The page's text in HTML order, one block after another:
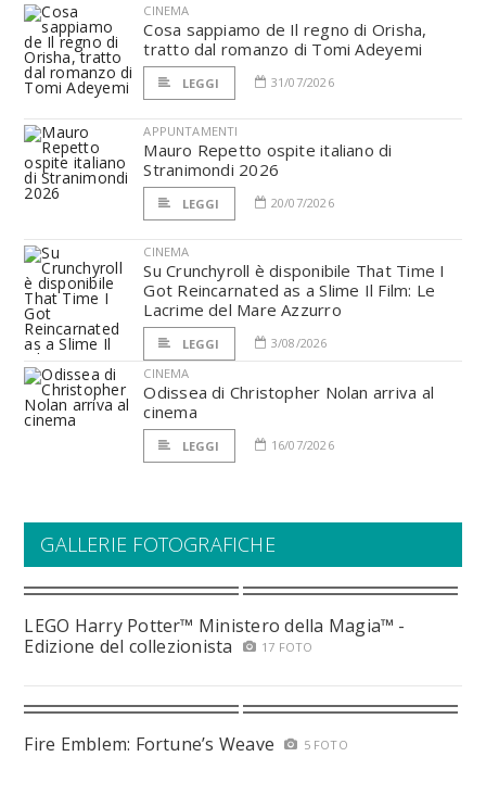
CINEMA
Cosa sappiamo de Il regno di Orisha,
tratto dal romanzo di Tomi Adeyemi
LEGGI 31/07/2026
APPUNTAMENTI
Mauro Repetto ospite italiano di
Stranimondi 2026
LEGGI 20/07/2026
CINEMA
Su Crunchyroll è disponibile That Time I
Got Reincarnated as a Slime Il Film: Le
Lacrime del Mare Azzurro
LEGGI
3/08/2026
CINEMA
Odissea di Christopher Nolan arriva al
cinema
LEGGI 16/07/2026
GALLERIE FOTOGRAFICHE
LEGO Harry Potter™ Ministero della Magia™ -
Edizione del collezionista
17 FOTO
Fire Emblem: Fortune’s Weave 5 FOTO